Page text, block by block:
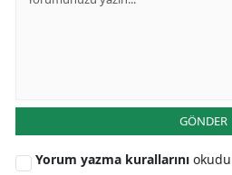
GÖNDER
Yorum yazma kurallarını